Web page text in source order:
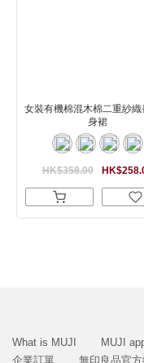
女裝有機棉混木棉二重紗織
身裙
HK$358.00
What is MUJI MUJI
企業訂單
無印良品官